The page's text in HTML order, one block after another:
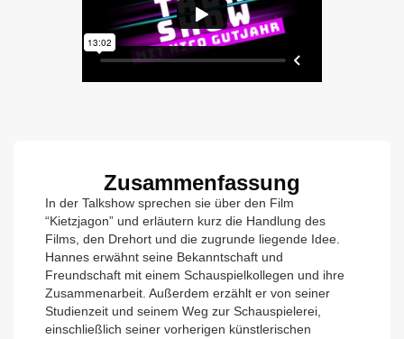
Zusammenfassung
In der Talkshow sprechen sie über den Film
“Kietzjagon” und erläutern kurz die Handlung des
Films, den Drehort und die zugrunde liegende Idee.
Hannes erwähnt seine Bekanntschaft und
Freundschaft mit einem Schauspielkollegen und ihre
Zusammenarbeit. Außerdem erzählt er von seiner
Studienzeit und seinem Weg zur Schauspielerei,
einschließlich seiner vorherigen künstlerischen